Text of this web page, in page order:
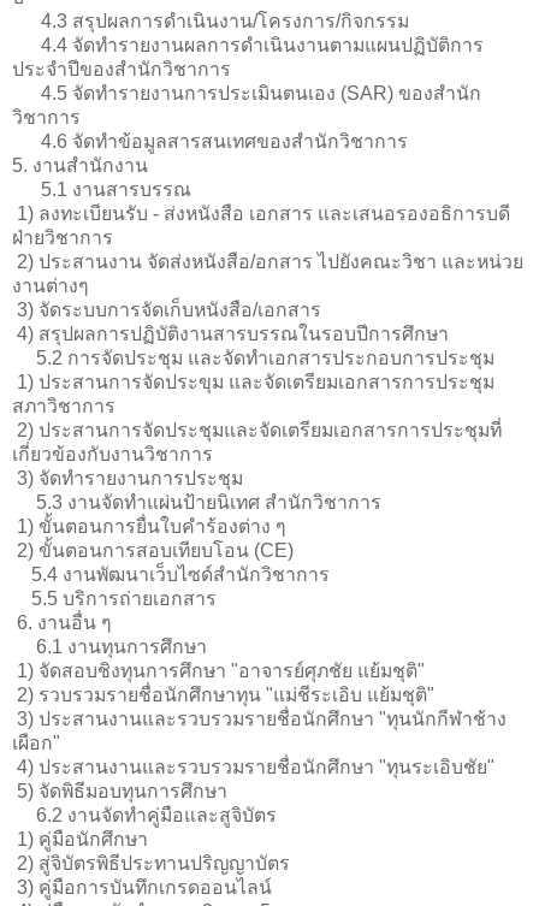
4.3 สรุปผลการดำเนินงาน/โครงการ/กิจกรรม
4.4 จัดทำรายงานผลการดำเนินงานตามแผนปฏิบัติการ
ประจำปีของสำนักวิชาการ
4.5 จัดทำรายงานการประเมินตนเอง (SAR) ของสำนัก
วิชาการ
4.6 จัดทำข้อมูลสารสนเทศของสำนักวิชาการ
5. งานสำนักงาน
5.1 งานสารบรรณ
1) ลงทะเบียนรับ - ส่งหนังสือ เอกสาร และเสนอรองอธิการบดี
ฝ่ายวิชาการ
2) ประสานงาน จัดส่งหนังสือ/อกสาร ไปยังคณะวิชา และหน่วย
งานต่างๆ
3) จัดระบบการจัดเก็บหนังสือ/เอกสาร
4) สรุปผลการปฏิบัติงานสารบรรณในรอบปีการศึกษา
5.2 การจัดประชุม และจัดทำเอกสารประกอบการประชุม
1) ประสานการจัดประขุม และจัดเตรียมเอกสารการประชุม
สภาวิชาการ
2) ประสานการจัดประชุมและจัดเตรียมเอกสารการประชุมที่
เกี่ยวข้องกับงานวิชาการ
3) จัดทำรายงานการประชุม
5.3 งานจัดทำแผ่นป้ายนิเทศ สำนักวิชาการ
1) ขั้นตอนการยื่นใบคำร้องต่าง ๆ
2) ขั้นตอนการสอบเทียบโอน (CE)
5.4 งานพัฒนาเว็บไซด์สำนักวิชาการ
5.5 บริการถ่ายเอกสาร
6. งานอื่น ๆ
6.1 งานทุนการศึกษา
1) จัดสอบชิงทุนการศึกษา "อาจารย์ศุภชัย แย้มชุติ"
2) รวบรวมรายชื่อนักศึกษาทุน "แม่ชีระเอิบ แย้มชุติ"
3) ประสานงานและรวบรวมรายชื่อนักศึกษา "ทุนนักกีฬาช้าง
เผือก"
4) ประสานงานและรวบรวมรายชื่อนักศึกษา "ทุนระเอิบชัย"
5) จัดพิธีมอบทุนการศึกษา
6.2 งานจัดทำคู่มือและสูจิบัตร
1) คู่มือนักศึกษา
2) สู่จิบัตรพิธีประทานปริญญาบัตร
3) คู่มือการบันทึกเกรดออนไลน์